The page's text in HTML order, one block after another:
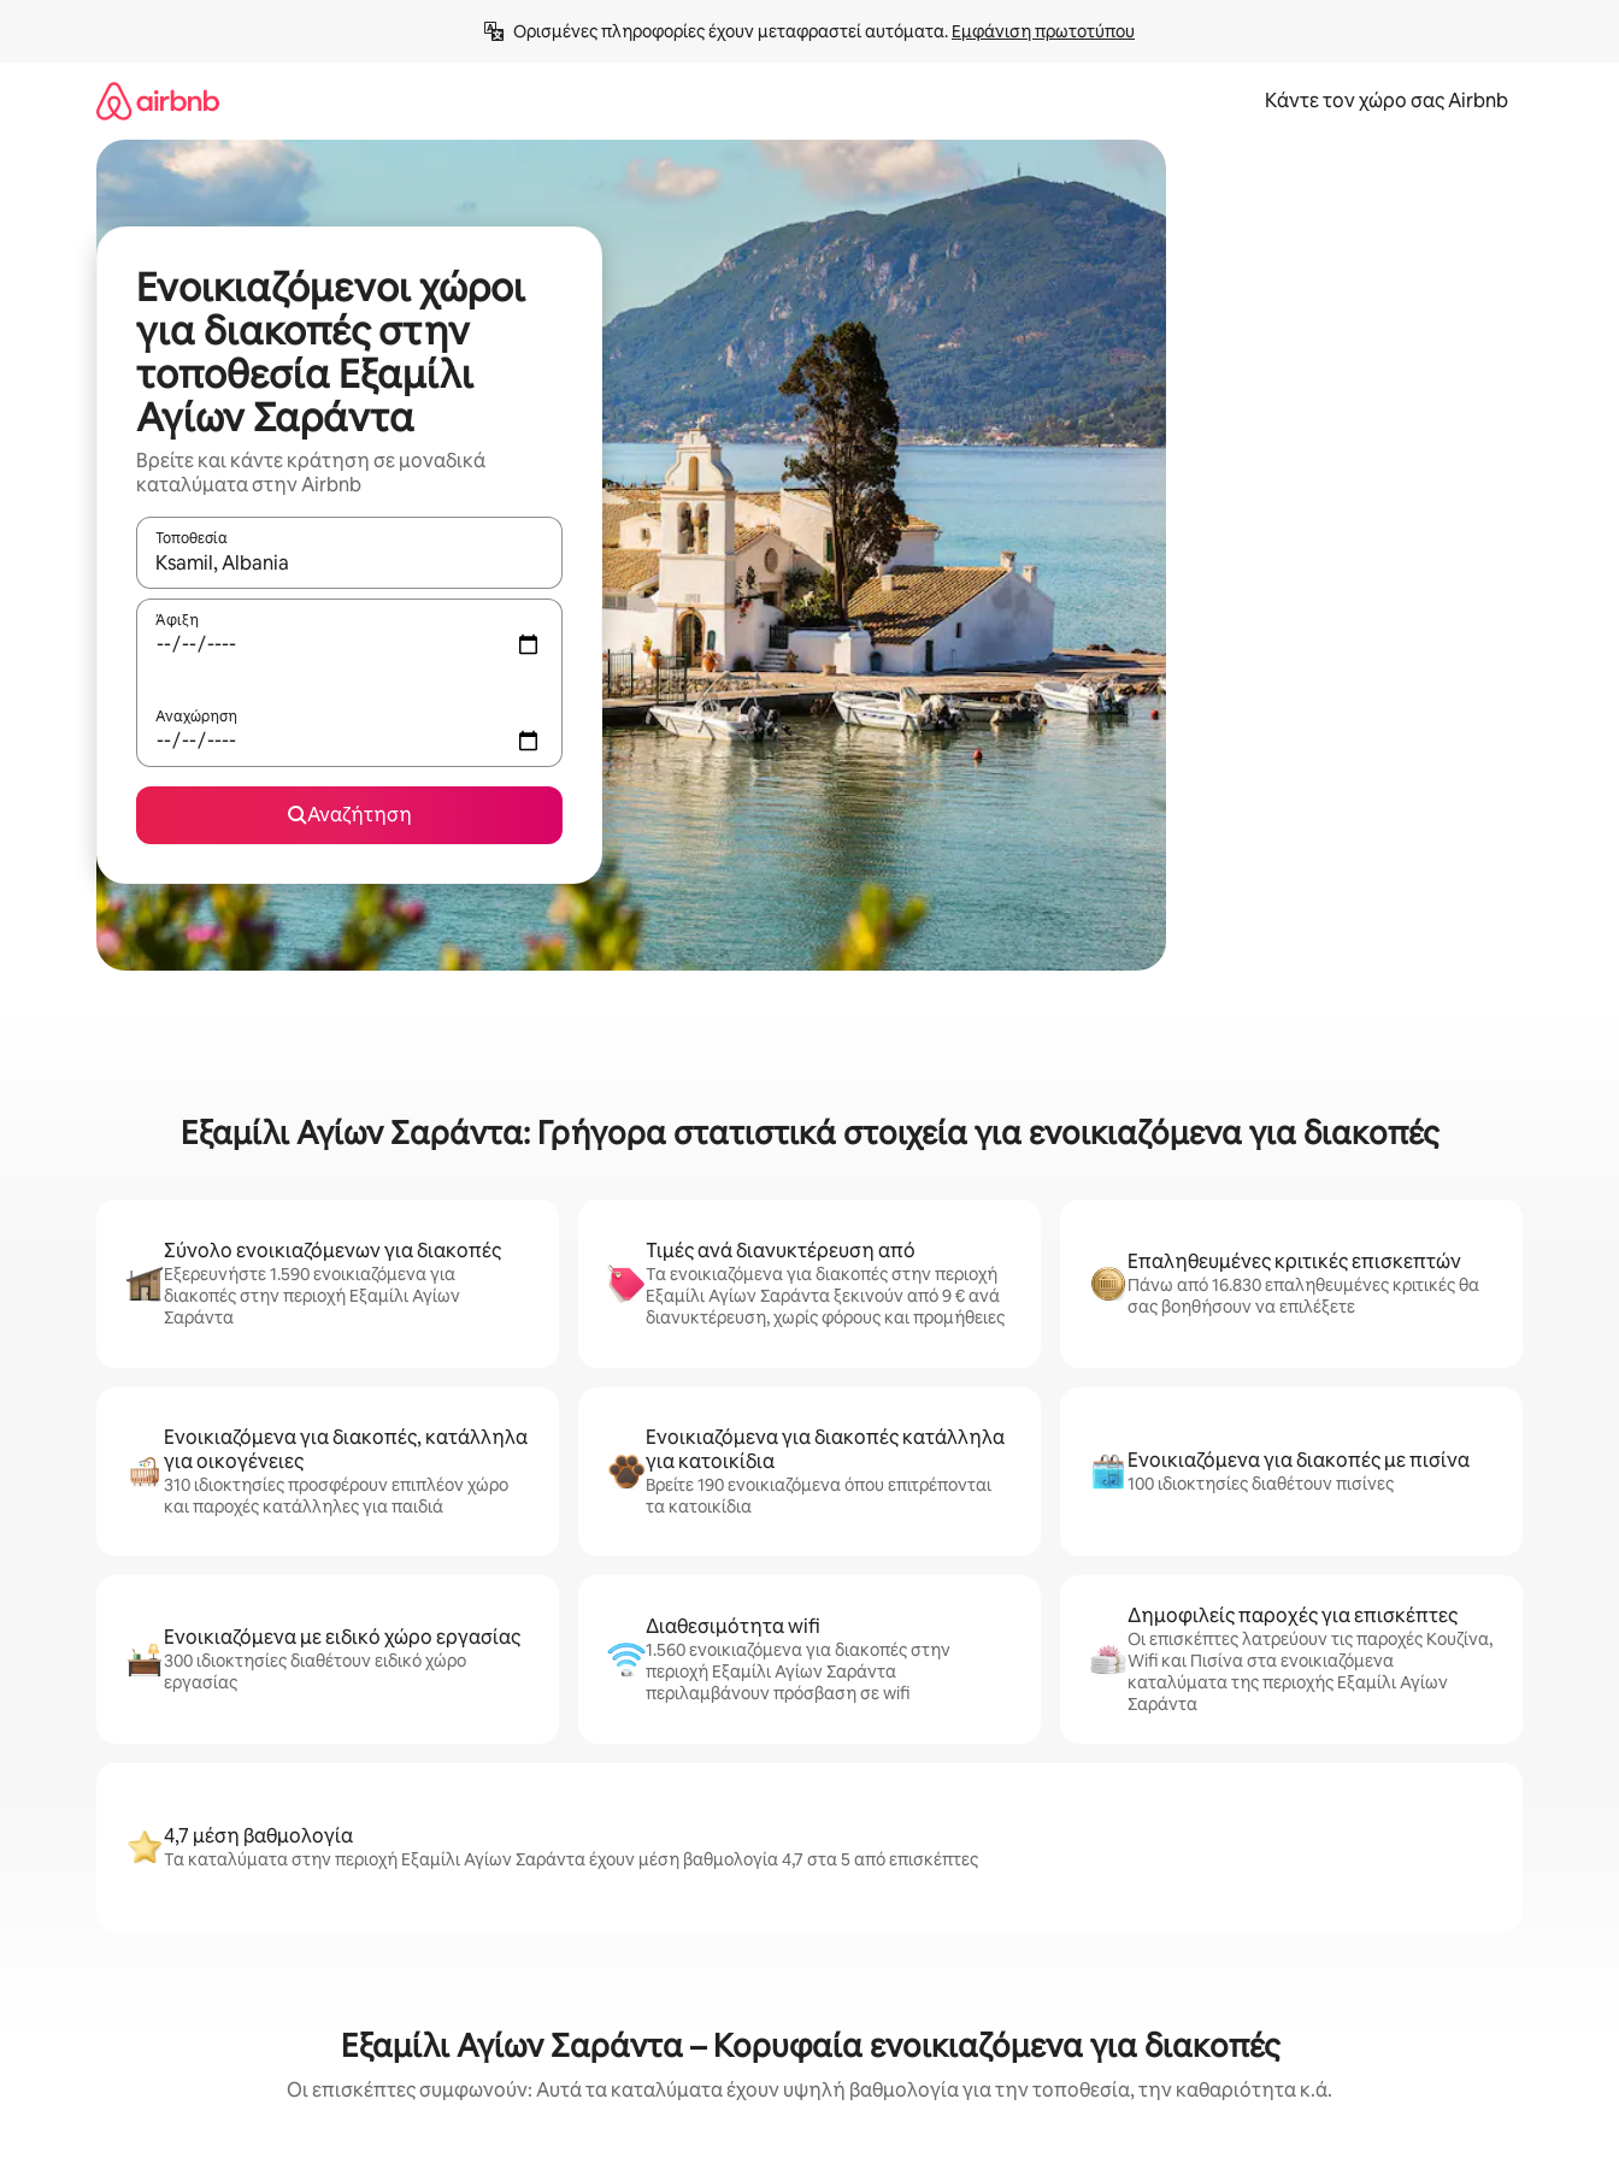
Ορισμένες πληροφορίες έχουν μεταφραστεί αυτόματα. Εμφάνιση πρωτοτύπου
Κάντε τον χώρο σας Airbnb
Ενοικιαζόμενοι χώροι
για διακοπές στην
τοποθεσία Εξαμίλι
Αγίων Σαράντα
Βρείτε και κάντε κράτηση σε μοναδικά
καταλύματα στην Airbnb
Τοποθεσία
Όταν τα αποτελέσματα είναι διαθέσιμα, μπορείτε να πλοηγηθείτε στη σελίδα με τα κουμπιά πάνω και κάτω βέλους, να την εξερευνήσετε με την αφή ή να τη σύρετε με τα δάχτυλα.
Άφιξη
Αναχώρηση
Αναζήτηση
Εξαμίλι Αγίων Σαράντα: Γρήγορα στατιστικά στοιχεία για ενοικιαζόμενα για διακοπές
Σύνολο ενοικιαζόμενων για διακοπές
Εξερευνήστε 1.590 ενοικιαζόμενα για
διακοπές στην περιοχή Εξαμίλι Αγίων
Σαράντα
Τιμές ανά διανυκτέρευση από
Τα ενοικιαζόμενα για διακοπές στην περιοχή
Εξαμίλι Αγίων Σαράντα ξεκινούν από 9 € ανά
διανυκτέρευση, χωρίς φόρους και προμήθειες
Επαληθευμένες κριτικές επισκεπτών
Πάνω από 16.830 επαληθευμένες κριτικές θα
σας βοηθήσουν να επιλέξετε
Ενοικιαζόμενα για διακοπές, κατάλληλα
για οικογένειες
310 ιδιοκτησίες προσφέρουν επιπλέον χώρο
και παροχές κατάλληλες για παιδιά
Ενοικιαζόμενα για διακοπές κατάλληλα
για κατοικίδια
Βρείτε 190 ενοικιαζόμενα όπου επιτρέπονται
τα κατοικίδια
Ενοικιαζόμενα για διακοπές με πισίνα
100 ιδιοκτησίες διαθέτουν πισίνες
Ενοικιαζόμενα με ειδικό χώρο εργασίας
300 ιδιοκτησίες διαθέτουν ειδικό χώρο
εργασίας
Διαθεσιμότητα wifi
1.560 ενοικιαζόμενα για διακοπές στην
περιοχή Εξαμίλι Αγίων Σαράντα
περιλαμβάνουν πρόσβαση σε wifi
Δημοφιλείς παροχές για επισκέπτες
Οι επισκέπτες λατρεύουν τις παροχές Κουζίνα,
Wifi και Πισίνα στα ενοικιαζόμενα
καταλύματα της περιοχής Εξαμίλι Αγίων
Σαράντα
4,7 μέση βαθμολογία
Τα καταλύματα στην περιοχή Εξαμίλι Αγίων Σαράντα έχουν μέση βαθμολογία 4,7 στα 5 από επισκέπτες
Εξαμίλι Αγίων Σαράντα – Κορυφαία ενοικιαζόμενα για διακοπές
Οι επισκέπτες συμφωνούν: Αυτά τα καταλύματα έχουν υψηλή βαθμολογία για την τοποθεσία, την καθαριότητα κ.ά.